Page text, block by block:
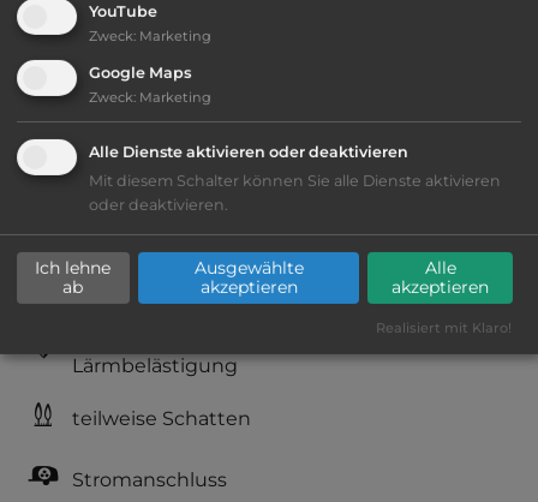
Sehenswürdigkeiten:
Ortskern (1.5 km).
Ausstattung:
Lage: ansprechend
Lärmbelästigung
teilweise Schatten
Stromanschluss
YouTube
Zweck: Marketing
Google Maps
Zweck: Marketing
Alle Dienste aktivieren oder deaktivieren
Mit diesem Schalter können Sie alle Dienste aktivieren
oder deaktivieren.
Ich lehne
ab
Ausgewählte
akzeptieren
Alle
akzeptieren
Realisiert mit Klaro!